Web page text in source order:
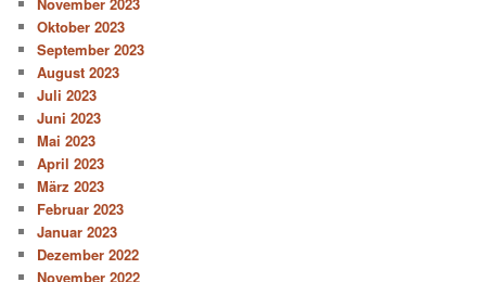
Oktober 2023
September 2023
August 2023
Juli 2023
Juni 2023
Mai 2023
April 2023
März 2023
Februar 2023
Januar 2023
Dezember 2022
November 2022